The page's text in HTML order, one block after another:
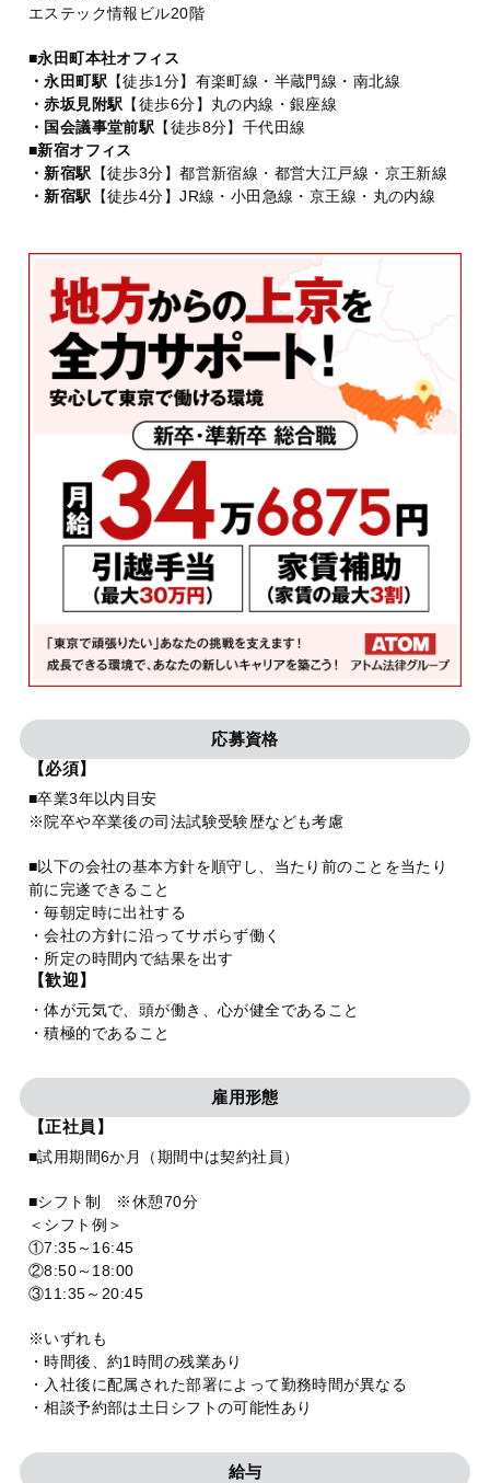
エステック情報ビル20階
■永田町本社オフィス
・永田町駅 【徒歩1分】有楽町線・半蔵門線・南北線
・赤坂見附駅 【徒歩6分】丸の内線・銀座線
・国会議事堂前駅 【徒歩8分】千代田線
■新宿オフィス
・新宿駅 【徒歩3分】都営新宿線・都営大江戸線・京王新線
・新宿駅 【徒歩4分】JR線・小田急線・京王線・丸の内線
応募資格
【必須】
■卒業3年以内目安
※院卒や卒業後の司法試験受験歴なども考慮
■以下の会社の基本方針を順守し、当たり前のことを当たり
前に完遂できること
・毎朝定時に出社する
・会社の方針に沿ってサボらず働く
・所定の時間内で結果を出す
【歓迎】
・体が元気で、頭が働き、心が健全であること
・積極的であること
雇用形態
【正社員】
■試用期間6か月（期間中は契約社員）
■シフト制 ※休憩70分
＜シフト例＞
①7:35～16:45
②8:50～18:00
③11:35～20:45
※いずれも
・時間後、約1時間の残業あり
・入社後に配属された部署によって勤務時間が異なる
・相談予約部は土日シフトの可能性あり
給与